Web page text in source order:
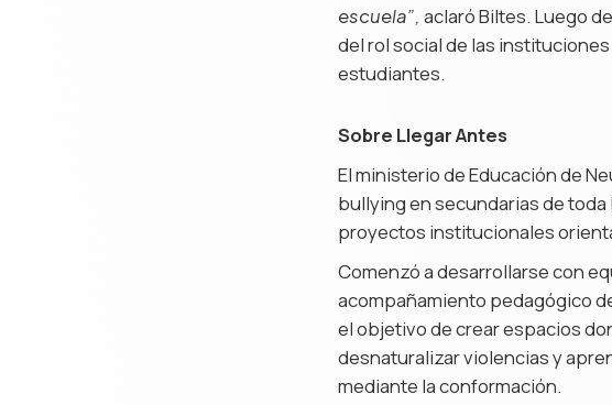
escuela”, aclaró Biltes. Luego
del rol social de las
estudiantes.
Sobre Llegar Antes
El ministerio de Educación de
bullying en secundarias de
proyectos institucionales
Comenzó a desarrollarse con
acompañamiento pedagógico
el objetivo de crear espacios
desnaturalizar violencias y
mediante la conformación.